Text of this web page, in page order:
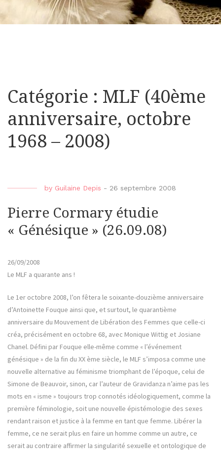
Catégorie : MLF (40ème
anniversaire, octobre
1968 – 2008)
by Guilaine Depis - 26 septembre 2008
Pierre Cormary étudie
« Génésique » (26.09.08)
26/09/2008
Le MLF a quarante ans !
Le 1er octobre 2008, l’on fêtera le soixante-douzième anniversaire
d’Antoinette Fouque ainsi que, et surtout, le quarantième
anniversaire du Mouvement de Libération des Femmes que celle-ci
créa, précisément en octobre 68, avec Monique Wittig et Josiane
Chanel. Défini par Fouque elle-même comme « l’événement
génésique » de la fin du XX ème siècle, le MLF s’imposa comme une
nouvelle alternative au féminisme triomphant de l’époque, celui de
Simone de Beauvoir, sinon, car l’auteur de Gravidanza n’aime pas les
mots en « isme » toujours trop connotés idéologiquement, comme la
première féminologie, soit une nouvelle épistémologie des sexes
rendant raison et justice à la femme en tant que femme. Libérer la
femme, ce ne serait plus en faire un homme comme un autre, ce
serait au contraire affirmer la singularité sexuelle et ontologique de